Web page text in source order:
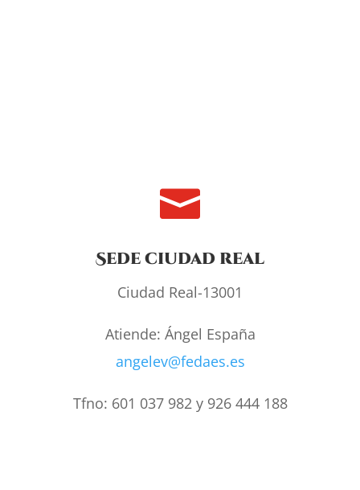

Sede ciudad real
Ciudad Real-13001
Atiende: Ángel España
angelev@fedaes.es
Tfno: 601 037 982 y 926 444 188